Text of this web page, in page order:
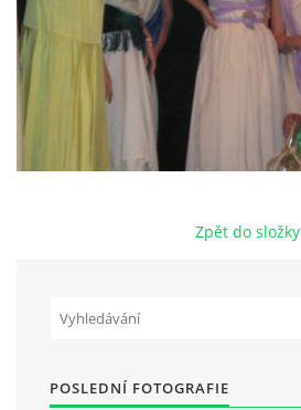
VIDEOZÁZNAMY Z HER
FOTOALBUM
ČLENOVÉ - SOUČASNOST
Zpět do složky
POSLEDNÍ FOTOGRAFIE